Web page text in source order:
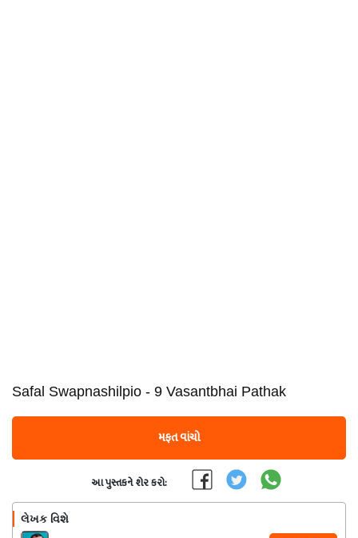
Safal Swapnashilpio - 9 Vasantbhai Pathak
મફત વાંચો
આ પુસ્તકને શેર કરો:
લેખક વિશે